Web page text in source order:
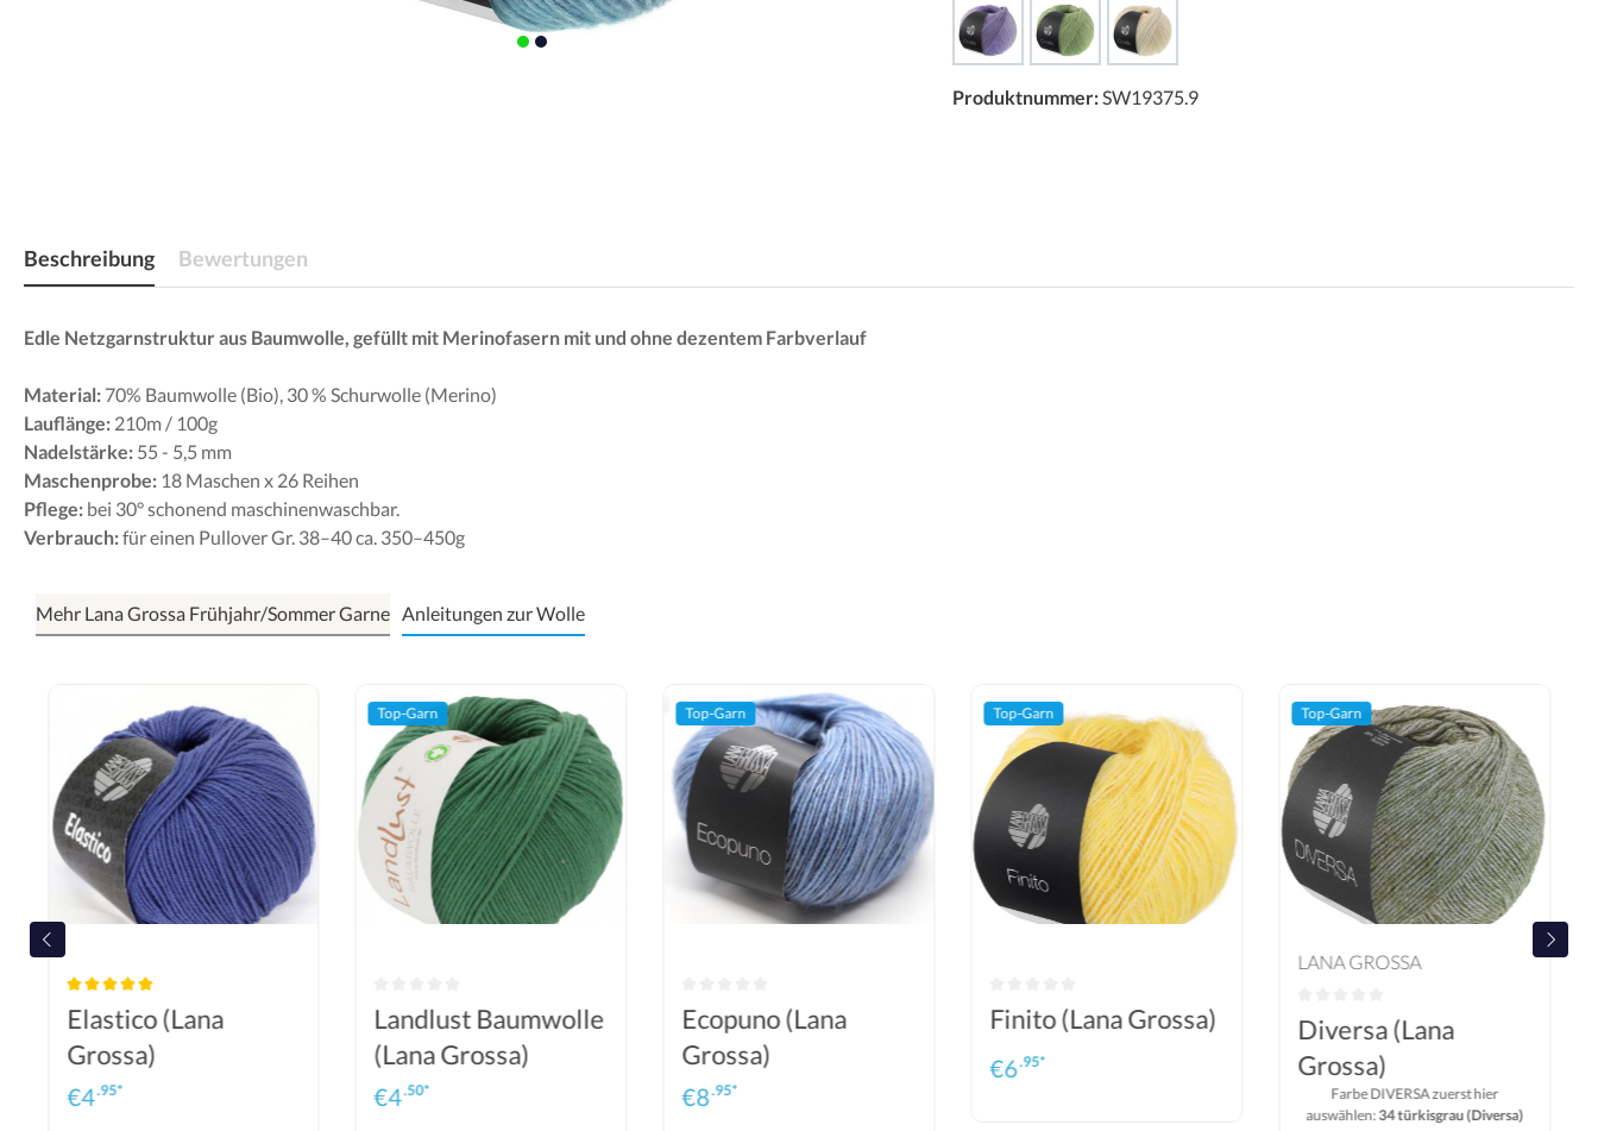
Produktnummer: SW19375.9
Beschreibung Bewertungen
Edle Netzgarnstruktur aus Baumwolle, gefüllt mit Merinofasern mit und ohne dezentem Farbverlauf
Material: 70% Baumwolle (Bio), 30 % Schurwolle (Merino)
Lauflänge: 210m / 100g
Nadelstärke: 55 - 5,5 mm
Maschenprobe: 18 Maschen x 26 Reihen
Pflege: bei 30° schonend maschinenwaschbar.
Verbrauch:für einen Pullover Gr. 38–40 ca. 350–450g
Mehr Lana Grossa Frühjahr/Sommer Garne Anleitungen zur Wolle
Elastico (Lana
Grossa)
€4.95*
Top-Garn
Landlust Baumwolle
(Lana Grossa)
€4.50*
Top-Garn
Ecopuno (Lana
Grossa)
€8.95*
Top-Garn
Finito (Lana Grossa)
€6.95*
Top-Garn
LANA GROSSA
Diversa (Lana
Grossa)
Farbe DIVERSA zuerst hier
auswählen: 34 türkisgrau (Diversa)